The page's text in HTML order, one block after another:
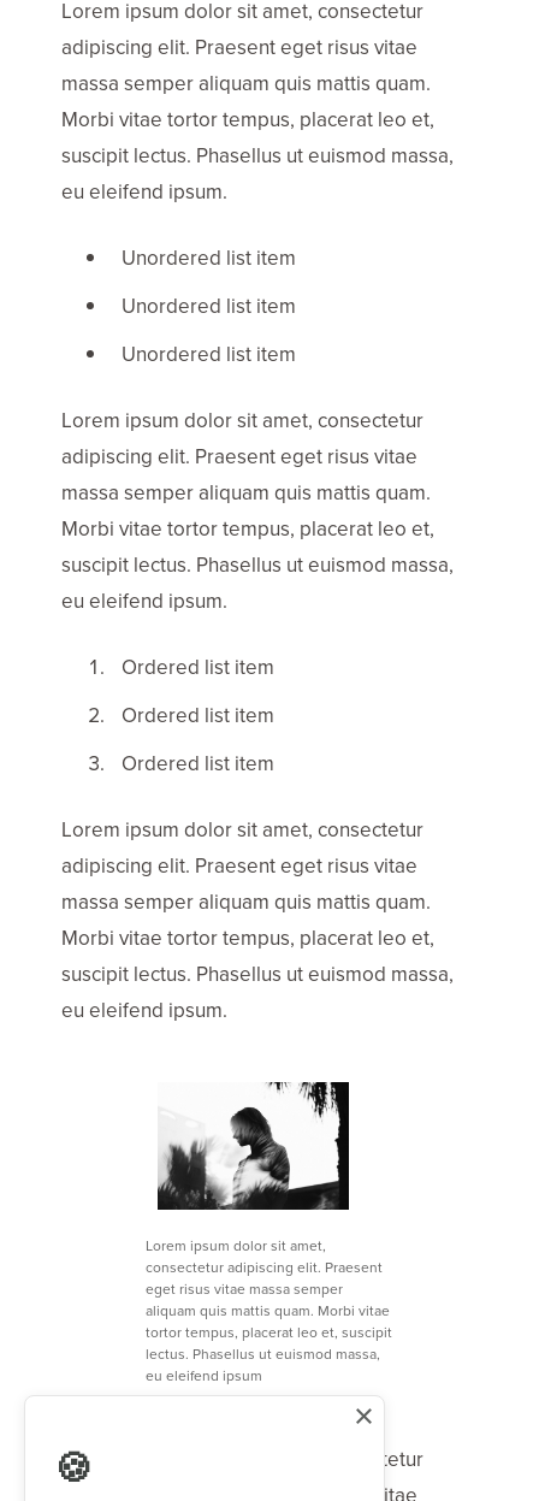
Lorem ipsum dolor sit amet, consectetur
adipiscing elit. Praesent eget risus vitae
massa semper aliquam quis mattis quam.
Morbi vitae tortor tempus, placerat leo et,
suscipit lectus. Phasellus ut euismod massa,
eu eleifend ipsum.
Unordered list item
Unordered list item
Unordered list item
Lorem ipsum dolor sit amet, consectetur
adipiscing elit. Praesent eget risus vitae
massa semper aliquam quis mattis quam.
Morbi vitae tortor tempus, placerat leo et,
suscipit lectus. Phasellus ut euismod massa,
eu eleifend ipsum.
Ordered list item
Ordered list item
Ordered list item
Lorem ipsum dolor sit amet, consectetur
adipiscing elit. Praesent eget risus vitae
massa semper aliquam quis mattis quam.
Morbi vitae tortor tempus, placerat leo et,
suscipit lectus. Phasellus ut euismod massa,
eu eleifend ipsum.
Lorem ipsum dolor sit amet,
consectetur adipiscing elit. Praesent
eget risus vitae massa semper
aliquam quis mattis quam. Morbi vitae
tortor tempus, placerat leo et, suscipit
lectus. Phasellus ut euismod massa,
eu eleifend ipsum
Lorem ipsum dolor sit amet, consectetur
adipiscing elit. Praesent eget risus vitae
×